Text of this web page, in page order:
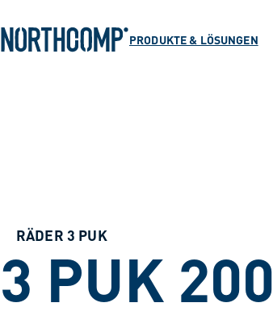
Zur Navigation springen
PRODUKTE & LÖSUNGEN
RÄDER 3 PUK
3 PUK 200